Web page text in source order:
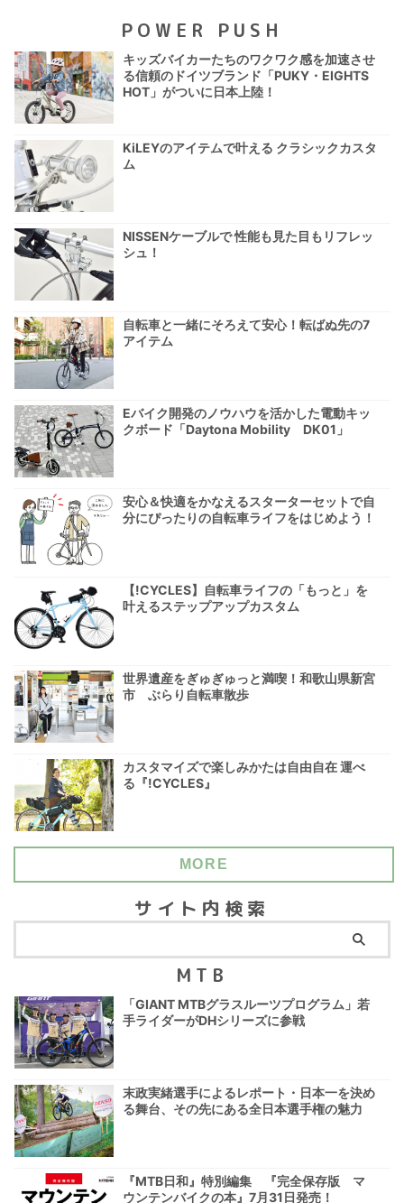
POWER PUSH
キッズバイカーたちのワクワク感を加速させ
る信頼のドイツブランド「PUKY・EIGHTS
HOT」がついに日本上陸！
KiLEYのアイテムで叶える クラシックカスタ
ム
NISSENケーブルで 性能も見た目もリフレッ
シュ！
自転車と一緒にそろえて安心！転ばぬ先の7
アイテム
Eバイク開発のノウハウを活かした電動キッ
クボード「Daytona Mobility DK01」
安心＆快適をかなえるスターターセットで自
分にぴったりの自転車ライフをはじめよう！
【!CYCLES】自転車ライフの「もっと」を
叶えるステップアップカスタム
世界遺産をぎゅぎゅっと満喫！和歌山県新宮
市 ぶらり自転車散歩
カスタマイズで楽しみかたは自由自在 運べ
る『!CYCLES』
MORE
サイト内検索
MTB
「GIANT MTBグラスルーツプログラム」若
手ライダーがDHシリーズに参戦
末政実緒選手によるレポート・日本一を決め
る舞台、その先にある全日本選手権の魅力
『MTB日和』特別編集 『完全保存版 マ
ウンテンバイクの本』7月31日発売！